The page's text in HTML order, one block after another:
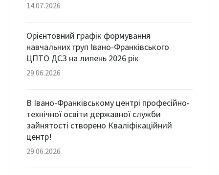
14.07.2026
Орієнтовний графік формування
навчальних груп Івано-Франківського
ЦПТО ДСЗ на липень 2026 рік
29.06.2026
В Івано-Франківському центрі професійно-
технічної освіти державної служби
зайнятості створено Кваліфікаційний
центр!
29.06.2026